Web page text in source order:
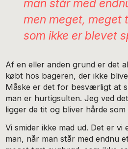
man står med
men meget, meget
som ikke er blevet
Af en eller anden grund er det
købt hos bageren, der ikke
Måske er det for besværligt at
man er hurtigsulten. Jeg ved
ligger de tit og bliver hårde som
Vi smider ikke mad ud. Det er vi
man, når man står med endnu